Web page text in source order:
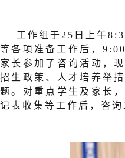
工作组于25日上午
等各项准备工作后，
家长参加了咨询活动，
招生政策、人才培养举
题。对重点学生及家长
记表收集等工作后，咨